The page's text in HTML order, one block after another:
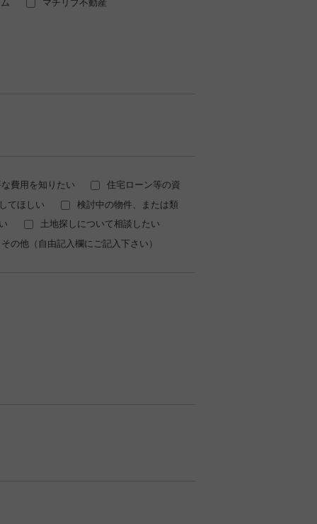
費用を知りたい
住宅ローン等の資
てほしい
検討中の物件、または類
土地探しについて相談したい
その他（自由記入欄にご記入下さい）